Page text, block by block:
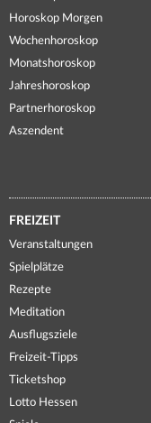
Horoskop Morgen
Wochenhoroskop
Monatshoroskop
Jahreshoroskop
Partnerhoroskop
Aszendent
FREIZEIT
Veranstaltungen
Spielplätze
Rezepte
Meditation
Ausflugsziele
Freizeit-Tipps
Ticketshop
Lotto Hessen